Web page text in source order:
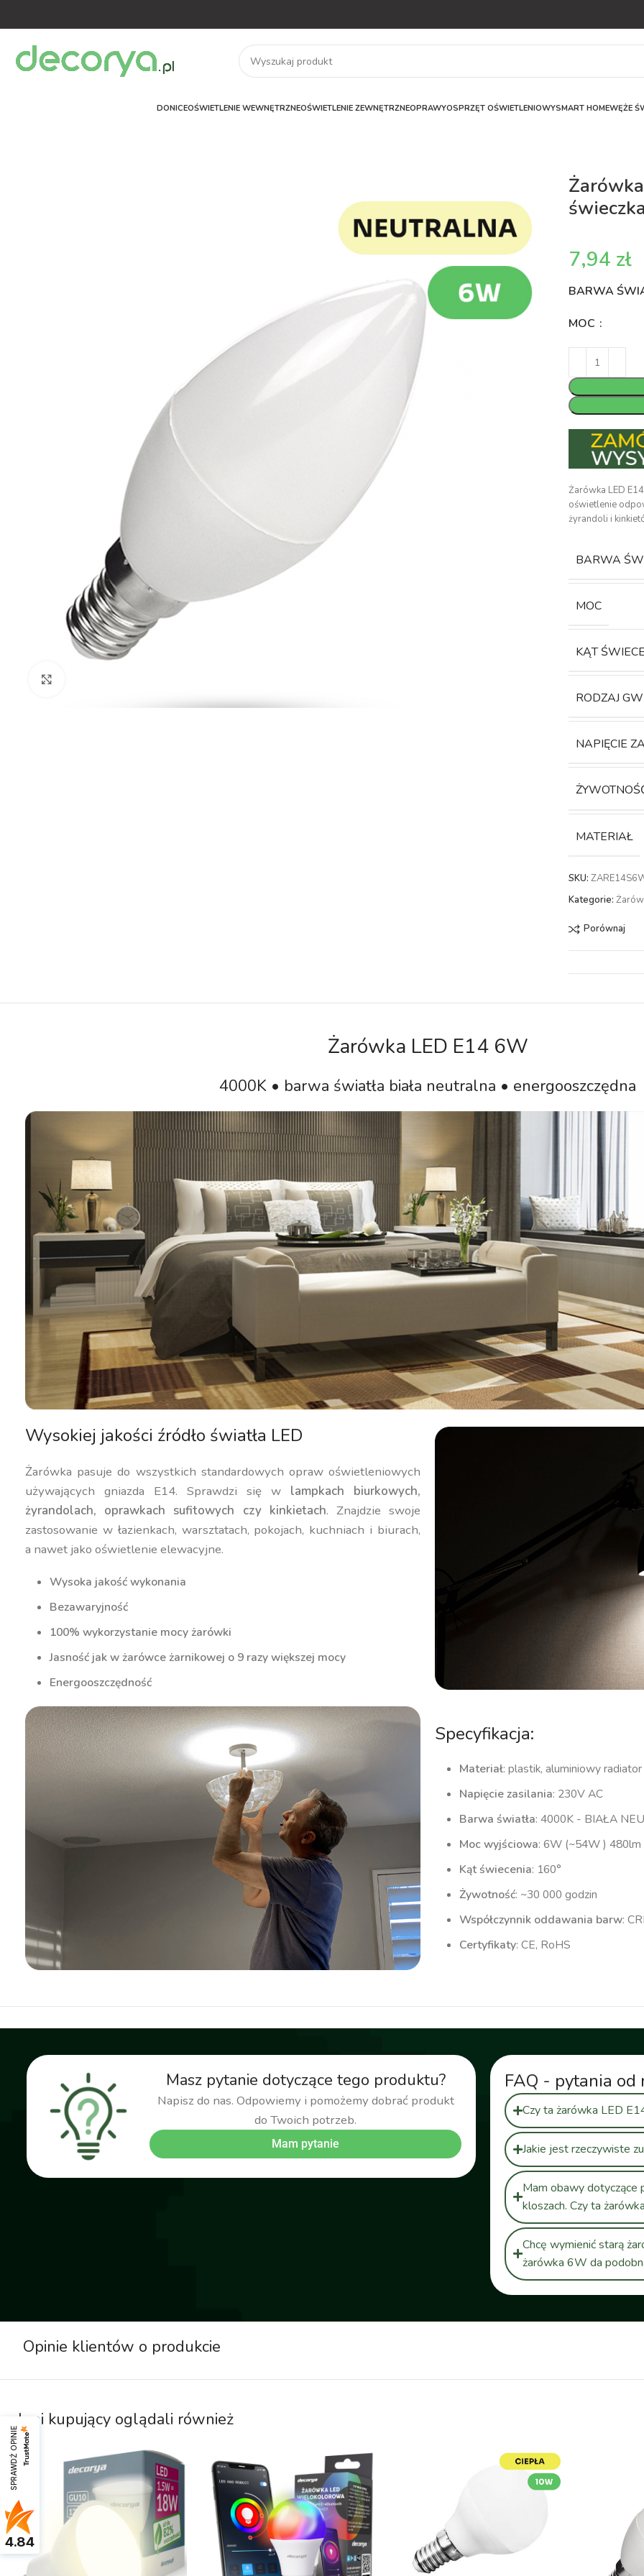
DONICEOŚWIETLENIE WEWNĘTRZNEOŚWIETLENIE ZEWNĘTRZNEOPRAWYOSPRZĘT OŚWIETLENIOWYSMART HOMEWĘŻE
świeczka
zł
BARWA
MOC
Żarówka LED
oświetlenie
żyrandoli i
BARWA
MOC
KĄT
RODZAJ
NAPIĘCIE
MATERIAŁ
SKU:
Kategorie:
Porównaj
Żarówka LED E14 6W
4000K • barwa światła biała neutralna • energooszczędna
Wysokiej jakości źródło światła LED
Żarówka pasuje do wszystkich standardowych opraw oświetleniowych
używających gniazda E14. Sprawdzi się w lampkach biurkowych,
żyrandolach, oprawkach sufitowych czy kinkietach. Znajdzie swoje
zastosowanie w łazienkach, warsztatach, pokojach, kuchniach i biurach,
a nawet jako oświetlenie elewacyjne.
Wysoka jakość wykonania
Bezawaryjność
100% wykorzystanie mocy żarówki
Jasność jak w żarówce żarnikowej o 9 razy większej mocy
Energooszczędność
Specyfikacja:
Materiał: plastik, aluminiowy
Napięcie zasilania: 230V AC
Barwa światła: 4000K - BIAŁA
Moc wyjściowa: 6W (~54W ) 480lm
Kąt świecenia: 160°
Żywotność: ~30 000 godzin
Współczynnik oddawania barw:
Certyfikaty: CE, RoHS
Masz pytanie dotyczące tego produktu?
Napisz do nas. Odpowiemy i pomożemy dobrać produkt
do Twoich potrzeb.
Mam pytanie
FAQ - pytania
Czy ta żarówka LED
Jakie jest rzeczywiste
Mam obawy dotyczące
kloszach. Czy ta
Chcę wymienić starą
żarówka 6W da
Opinie klientów o produkcie
Inni kupujący oglądali również
SPRAWDŹ OPINIE
4.84